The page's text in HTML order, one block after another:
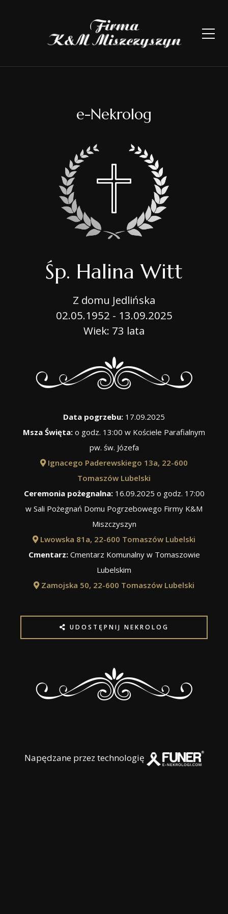
e-Nekrolog
Śp. Halina Witt
Z domu Jedlińska
02.05.1952 - 13.09.2025
Wiek: 73 lata
Data pogrzebu: 17.09.2025
Msza Święta: o godz. 13:00 w Kościele Parafialnym
pw. św. Józefa
Ignacego Paderewskiego 13a, 22-600
Tomaszów Lubelski
Ceremonia pożegnalna:16.09.2025 o godz. 17:00
w Sali Pożegnań Domu Pogrzebowego Firmy K&M
Miszczyszyn
Lwowska 81a, 22-600 Tomaszów Lubelski
Cmentarz:Cmentarz Komunalny w Tomaszowie
Lubelskim
Zamojska 50, 22-600 Tomaszów Lubelski
UDOSTĘPNIJ NEKROLOG
Napędzane przez technologię